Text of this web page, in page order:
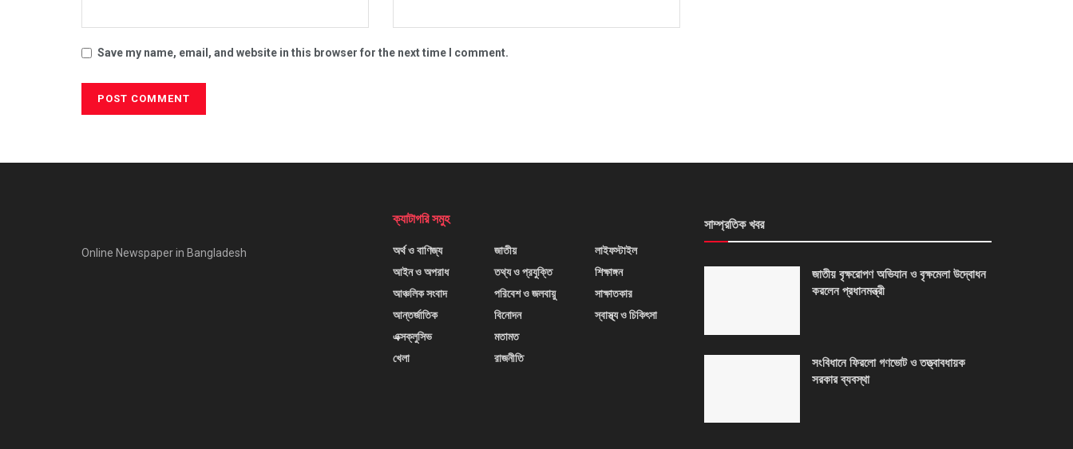
Save my name, email, and website in this browser for the next time I comment.
Online Newspaper in Bangladesh
ক্যাটাগরি সমুহ
অর্থ ও বাণিজ্য
আইন ও অপরাধ
আঞ্চলিক সংবাদ
আন্তর্জাতিক
এক্সক্লুসিভ
খেলা
জাতীয়
তথ্য ও প্রযুক্তি
পরিবেশ ও জলবায়ু
বিনোদন
মতামত
রাজনীতি
লাইফস্টাইল
শিক্ষাঙ্গন
সাক্ষাতকার
স্বাস্থ্য ও চিকিৎসা
সাম্প্রতিক খবর
জাতীয় বৃক্ষরোপণ অভিযান ও বৃক্ষমেলা উদ্বোধন
করলেন প্রধানমন্ত্রী
সংবিধানে ফিরলো গণভোট ও তত্ত্বাবধায়ক
সরকার ব্যবস্থা